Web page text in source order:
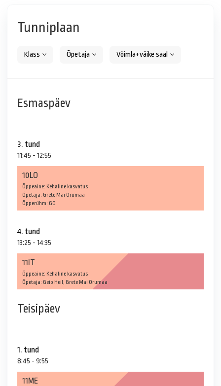
Tunniplaan
Klass Õpetaja Võimla+väike saal
Esmaspäev
3. tund
11:45 - 12:55
10LO
Õppeaine: Kehaline kasvatus
Õpetaja: Grete Mai Orumaa
Õpperühm: GO
4. tund
13:25 - 14:35
11IT
Õppeaine: Kehaline kasvatus
Õpetaja: Geio Heil, Grete Mai Orumaa
Teisipäev
1. tund
8:45 - 9:55
11ME